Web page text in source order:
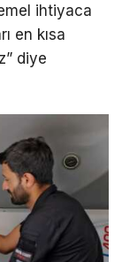
ihtiyaca
en kısa
diye